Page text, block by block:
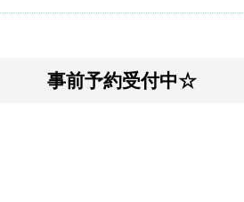
事前予約受付中☆